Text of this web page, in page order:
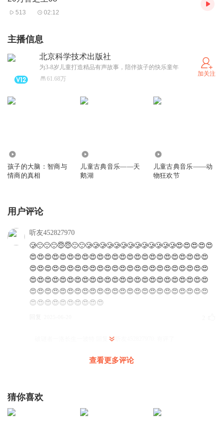
513 02:12
主播信息
北京科学技术出版社
为3-8岁儿童打造精品有声故事，陪伴孩子的快乐童年
61.68万
加关注
孩子的大脑：智商与
情商的真相
儿童古典音乐——天
鹅湖
儿童古典音乐——动
物狂欢节
用户评论
听友452827970
🥲🙂🙂🙂😇😇🙂🙂🥲🥲🥲🥲🥲🥲🥲🥲🥲🥲🥲🥲🥲😍😍😍😍😍
😍😍😍😍😍😍😍😍😍😍😍😍😍😍😍😍😍😍😍😍😍😍😍😍
😍😍😍😍😍😍😍😍😍😍😍😍😍😍😍😍😍😍😍😍😍😍😍😍
😍😍😍😍😍😍😍😍😍😍😍😍😍😍😍😍😍😍😍😍😍😍😍😍
😍😍😍😍😍😍😍😍😍😍😍😍😍😍😍😍😍😍😍😍😍😍😍😍
😍😍😍😍😍😍😍😍😍😍
回复 @
回复
回复 @ 哈哈哈哈
查看更多评论
猜你喜欢